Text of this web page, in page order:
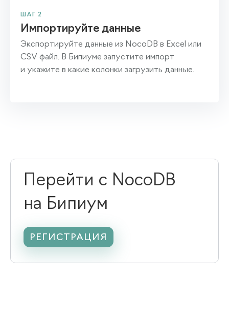
ШАГ 2
Импортируйте данные
Экспортируйте данные из NocoDB в Excel или
CSV файл. В Бипиуме запустите импорт
и укажите в какие колонки загрузить данные.
Перейти с NocoDB
на Бипиум
РЕГИСТРАЦИЯ